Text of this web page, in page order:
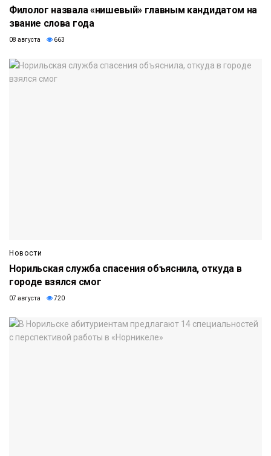
Филолог назвала «нишевый» главным кандидатом на
звание слова года
08 августа 663
Новости
Норильская служба спасения объяснила, откуда в
городе взялся смог
07 августа 720